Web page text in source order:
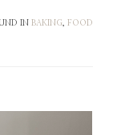
IN BAKING FOOD